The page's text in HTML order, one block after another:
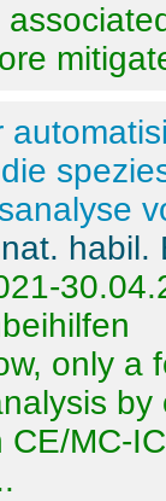
only a
MC-